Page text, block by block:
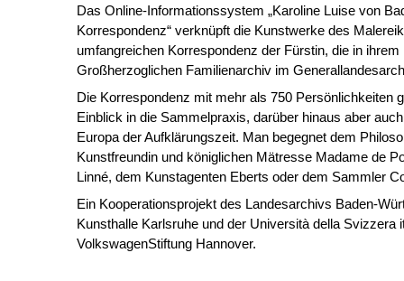
Das Online-Informationssystem „Karoline Luise von
Korrespondenz“ verknüpft die Kunstwerke des
umfangreichen Korrespondenz der Fürstin, die in
Großherzoglichen Familienarchiv im
Die Korrespondenz mit mehr als 750 Persönlichkeiten
Einblick in die Sammelpraxis, darüber hinaus aber
Europa der Aufklärungszeit. Man begegnet dem
Kunstfreundin und königlichen Mätresse Madame de
Linné, dem Kunstagenten Eberts oder dem Sammler
Ein Kooperationsprojekt des Landesarchivs Baden-
Kunsthalle Karlsruhe und der Università della Svizzera
VolkswagenStiftung Hannover.